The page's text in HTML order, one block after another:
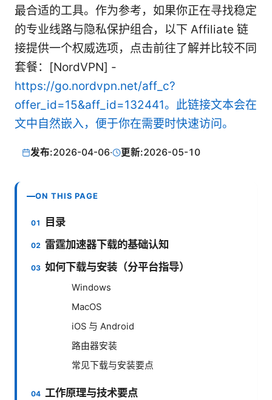
最合适的工具。作为参考，如果你正在寻找稳定
的专业线路与隐私保护组合，以下 Affiliate 链
接提供一个权威选项，点击前往了解并比较不同
套餐：[NordVPN] -
https://go.nordvpn.net/aff_c?
offer_id=15&aff_id=132441。此链接文本会在
文中自然嵌入，便于你在需要时快速访问。
发布:2026-04-06· 更新:2026-05-10
ON THIS PAGE
目录
雷霆加速器下载的基础认知
如何下载与安装（分平台指导）
Windows
MacOS
iOS 与 Android
路由器安装
常见下载与安装要点
工作原理与技术要点